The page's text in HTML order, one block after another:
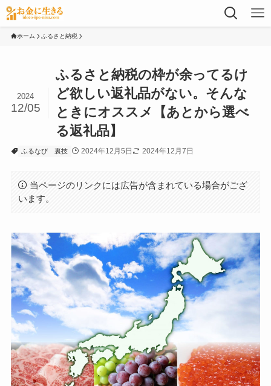
ホーム ふるさと納税
ふるさと納税の枠が余ってるけ
ど欲しい返礼品がない。そんな
ときにオススメ【あとから選べ
る返礼品】
2024
12/05
ふるなび 裏技 2024年12月5日 2024年12月7日
当ページのリンクには広告が含まれている場合がござ
います。